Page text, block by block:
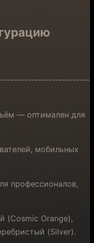
— оптимален для
мобильных
профессионалов,
(Cosmic Orange),
(Silver).